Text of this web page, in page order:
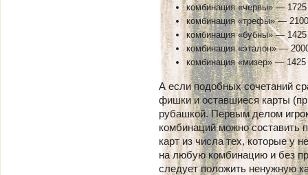
комбинация «червы» — 1725
комбинация «трефы» —
комбинация «бубны» — 1425
комбинация «эталон» —
комбинация «мизер» — 1425
А если подобных сочетаний
фишки и оставшиеся карты
рубашкой. Первым делом
комбинаций можно составить
карт из числа тех, которые у
на любую комбинацию и без
следует положить ненужную